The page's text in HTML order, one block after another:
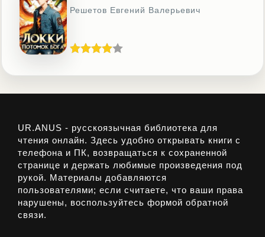
Решетов Евгений Валерьевич
UR.ANUS - русскоязычная библиотека для
чтения онлайн. Здесь удобно открывать книги с
телефона и ПК, возвращаться к сохраненной
странице и держать любимые произведения под
рукой. Материалы добавляются
пользователями; если считаете, что ваши права
нарушены, воспользуйтесь формой обратной
связи.